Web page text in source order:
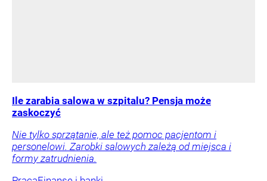
Ile zarabia salowa w szpitalu? Pensja może
zaskoczyć
Nie tylko sprzątanie, ale też pomoc pacjentom i
personelowi. Zarobki salowych zależą od miejsca i
formy zatrudnienia.